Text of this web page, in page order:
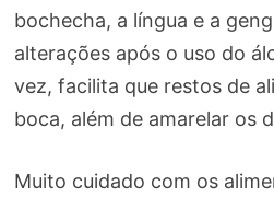
bochecha, a língua e a
alterações após o uso do
vez, facilita que restos de
boca, além de amarelar os
Muito cuidado com os